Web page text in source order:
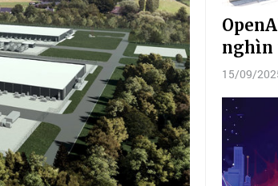
nghìn
15/09/